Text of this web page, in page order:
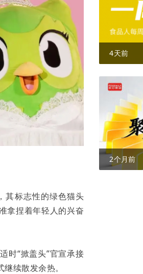
其标志性的绿色猫头
拿捏着年轻人的兴奋
时“掀盖头”官宣承接
续散发余热。
4天前
2个月前